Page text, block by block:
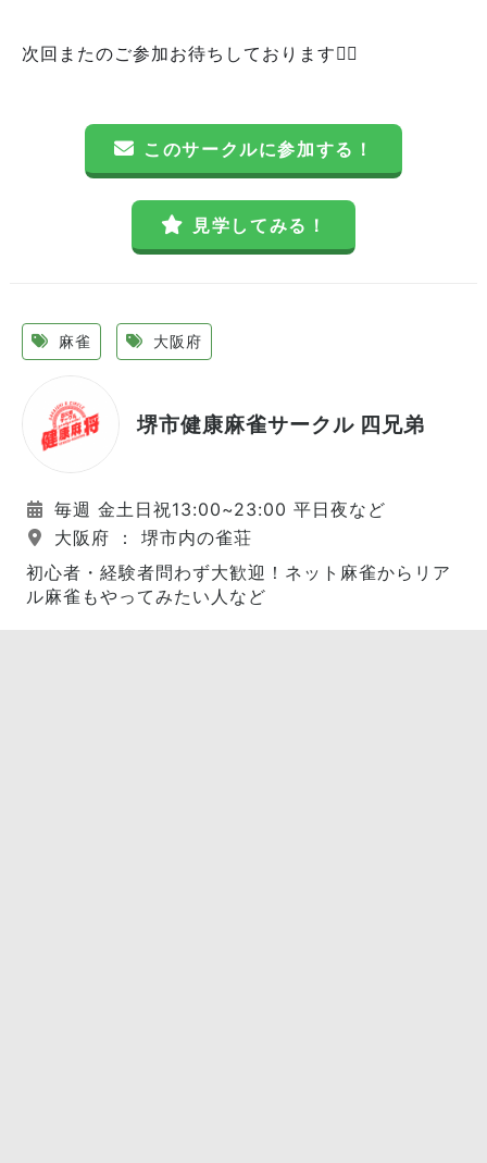
次回またのご参加お待ちしております🙇‍♀️
このサークルに参加する！
見学してみる！
麻雀 大阪府
堺市健康麻雀サークル 四兄弟
毎週 金土日祝13:00~23:00 平日夜など
大阪府 ： 堺市内の雀荘
初心者・経験者問わず大歓迎！ネット麻雀からリア
ル麻雀もやってみたい人など